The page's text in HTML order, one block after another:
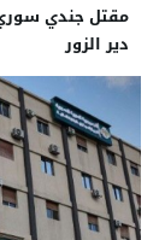
مقتل جندي
دير الزور